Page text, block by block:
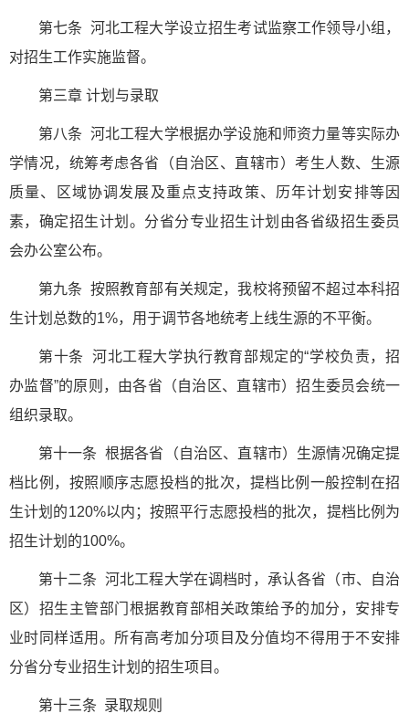
第七条 河北工程大学设立招生考试监察工作领导小组，
对招生工作实施监督。
第三章 计划与录取
第八条 河北工程大学根据办学设施和师资力量等实际办
学情况，统筹考虑各省（自治区、直辖市）考生人数、生源
质量、区域协调发展及重点支持政策、历年计划安排等因
素，确定招生计划。分省分专业招生计划由各省级招生委员
会办公室公布。
第九条 按照教育部有关规定，我校将预留不超过本科招
生计划总数的1%，用于调节各地统考上线生源的不平衡。
第十条 河北工程大学执行教育部规定的“学校负责，招
办监督”的原则，由各省（自治区、直辖市）招生委员会统一
组织录取。
第十一条 根据各省（自治区、直辖市）生源情况确定提
档比例，按照顺序志愿投档的批次，提档比例一般控制在招
生计划的120%以内；按照平行志愿投档的批次，提档比例为
招生计划的100%。
第十二条 河北工程大学在调档时，承认各省（市、自治
区）招生主管部门根据教育部相关政策给予的加分，安排专
业时同样适用。所有高考加分项目及分值均不得用于不安排
分省分专业招生计划的招生项目。
第十三条 录取规则